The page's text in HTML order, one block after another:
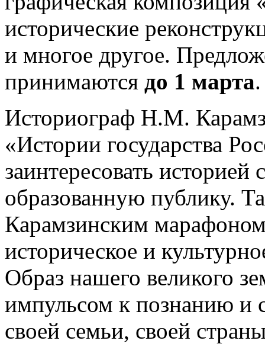
исторические
и многое другое.
принимаются до 1 марта.
Историограф Н.М.
«Истории государства
заинтересовать
образованную публику.
Карамзинским
историческое и
Образ нашего великого
импульсом к познанию и
своей семьи, своей